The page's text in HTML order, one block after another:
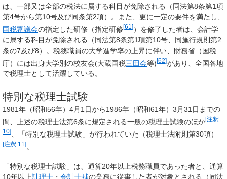
は、一部又は全部の税法に属する科目が免除される（同法第8条第1項
第4号から第10号及び同条第2項）。また、更に一定の要件を満たし、
国税審議会の指定した研修（指定研修[61 ]）を修了した者は、会計学
に属する科目が免除される（同法第8条第1項第10号、同施行規則第2
条の7及び8）。税務職員の大学進学率の上昇に伴い、財務省（国税
庁）には出身大学別の校友会(大蔵国税三田会等)[62]があり、全国各地
で税理士として活躍している。
特別な税理士試験
1981年（昭和56年）4月1日から1986年（昭和61年）3月31日までの
間、上述の税理士法第6条に規定される一般の税理士試験のほか[注釈
10] 、「特別な税理士試験 」が行われていた（税理士法附則第30項）
[注釈 11 ] 。
「特別な税理士試験 」は、通算20年以上税務職員であった者と、通算
10年以上計理士 ・ 会計士補の業務に従事した者が対象とされる（同法